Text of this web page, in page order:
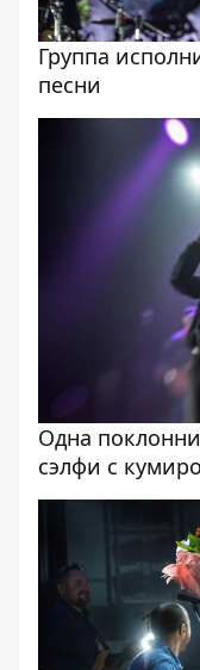
Группа
песни
Одна
сэлфи с